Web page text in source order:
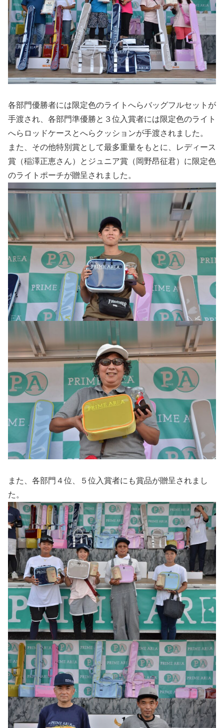
各部門優勝者には限定色のライトへらバッグフルセットが
手渡され、各部門準優勝と３位入賞者には限定色のライト
へらロッドケースとへらクッションが手渡されました。
また、その他特別賞として最多重量をもとに、レディース
賞（稲澤正恵さん）とジュニア賞（岡野昂征君）に限定色
のライトポーチが贈呈されました。
また、各部門４位、５位入賞者にも賞品が贈呈されまし
た。